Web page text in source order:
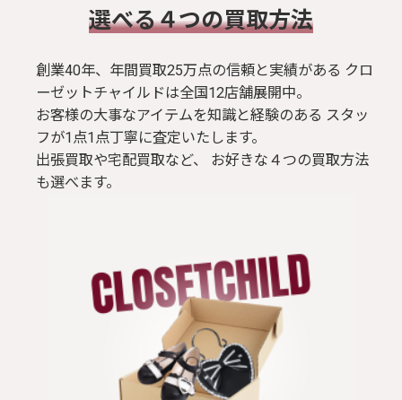
​選べる４つの買取方法
創業40年、年間買取25万点の信頼と実績がある クロ
ーゼットチャイルドは全国12店舗展開中。
お客様の大事なアイテムを知識と経験のある スタッ
フが1点1点丁寧に査定いたします。
出張買取や宅配買取など、 お好きな４つの買取方法
も選べます。